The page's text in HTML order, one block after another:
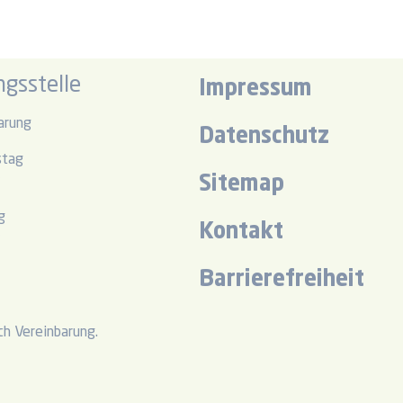
Vereinbarung.
Impressum
Datenschutz
Sitemap
Kontakt
Barrierefreiheit